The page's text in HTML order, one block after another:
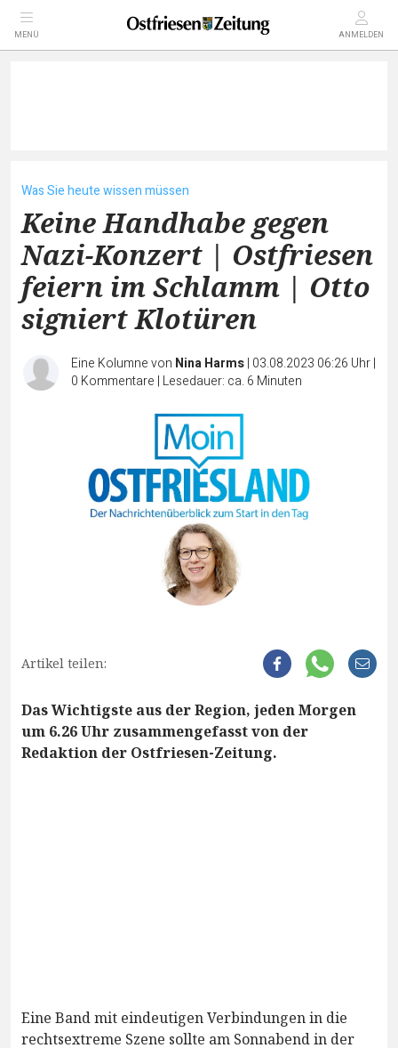
MENÜ ANMELDEN
Was Sie heute wissen müssen
Keine Handhabe gegen
Nazi-Konzert | Ostfriesen
feiern im Schlamm | Otto
signiert Klotüren
Eine Kolumne von Nina Harms| 03.08.2023 06:26 Uhr|
0 Kommentare | Lesedauer: ca. 6 Minuten
Artikel teilen:
Das Wichtigste aus der Region, jeden Morgen
um 6.26 Uhr zusammengefasst von der
Redaktion der Ostfriesen-Zeitung.
Eine Band mit eindeutigen Verbindungen in die
rechtsextreme Szene sollte am Sonnabend in der